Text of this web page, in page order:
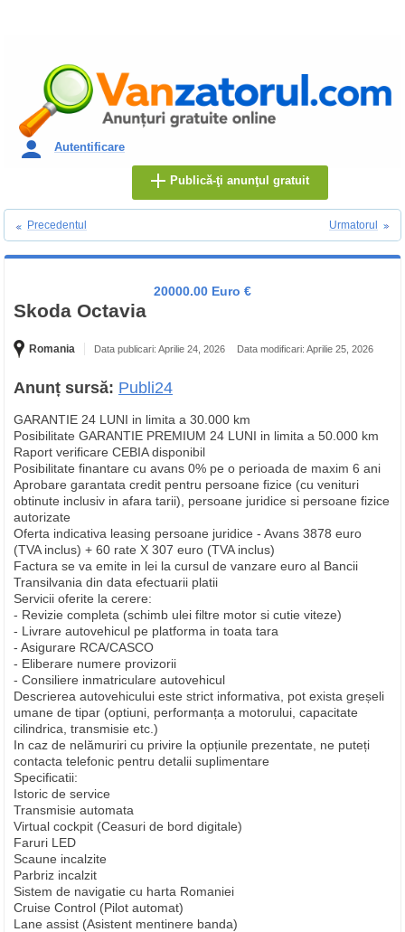
Autentificare
Publică-ţi anunţul gratuit
Precedentul Urmatorul
20000.00 Euro €
Skoda Octavia
Romania Data publicari: Aprilie 24, 2026 Data modificari: Aprilie 25, 2026
Anunț sursă: Publi24
GARANTIE 24 LUNI in limita a 30.000 km
Posibilitate GARANTIE PREMIUM 24 LUNI in limita a 50.000 km
Raport verificare CEBIA disponibil
Posibilitate finantare cu avans 0% pe o perioada de maxim 6 ani
Aprobare garantata credit pentru persoane fizice (cu venituri
obtinute inclusiv in afara tarii), persoane juridice si persoane fizice
autorizate
Oferta indicativa leasing persoane juridice - Avans 3878 euro
(TVA inclus) + 60 rate X 307 euro (TVA inclus)
Factura se va emite in lei la cursul de vanzare euro al Bancii
Transilvania din data efectuarii platii
Servicii oferite la cerere:
- Revizie completa (schimb ulei filtre motor si cutie viteze)
- Livrare autovehicul pe platforma in toata tara
- Asigurare RCA/CASCO
- Eliberare numere provizorii
- Consiliere inmatriculare autovehicul
Descrierea autovehicului este strict informativa, pot exista greșeli
umane de tipar (optiuni, performanța a motorului, capacitate
cilindrica, transmisie etc.)
In caz de nelămuriri cu privire la opțiunile prezentate, ne puteți
contacta telefonic pentru detalii suplimentare
Specificatii:
Istoric de service
Transmisie automata
Virtual cockpit (Ceasuri de bord digitale)
Faruri LED
Scaune incalzite
Parbriz incalzit
Sistem de navigatie cu harta Romaniei
Cruise Control (Pilot automat)
Lane assist (Asistent mentinere banda)